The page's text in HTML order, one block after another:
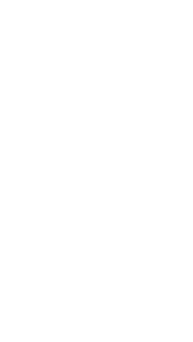
次在南湖，從爬升、拉
定的體感。風吹得進不
南湖山屋 → 南湖南峰 →
頭燈照著結霜的山徑，
只要開始爬升很快就會
一個大早，我們是第一
風衣與中層之間的存